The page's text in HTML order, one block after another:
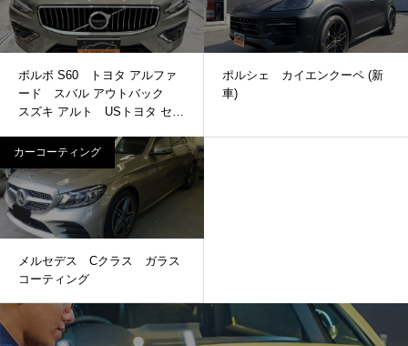
ボルボ S60 トヨタ アルファ
ード スバル アウトバック
スズキ アルト USトヨタ セコ
ディー磨き 窓ガラス撥水加
工 プロテクションフィルム
その他
ポルシェ カイエンクーペ (新
車)
カーコーティング
メルセデス Cクラス ガラス
コーティング